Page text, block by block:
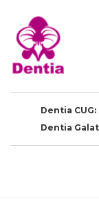
Dentia CUG:
Dentia